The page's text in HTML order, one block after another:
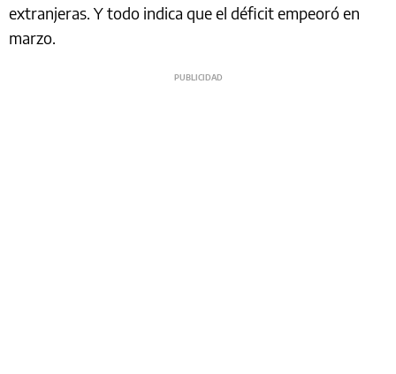
extranjeras. Y todo indica que el déficit empeoró en
marzo.